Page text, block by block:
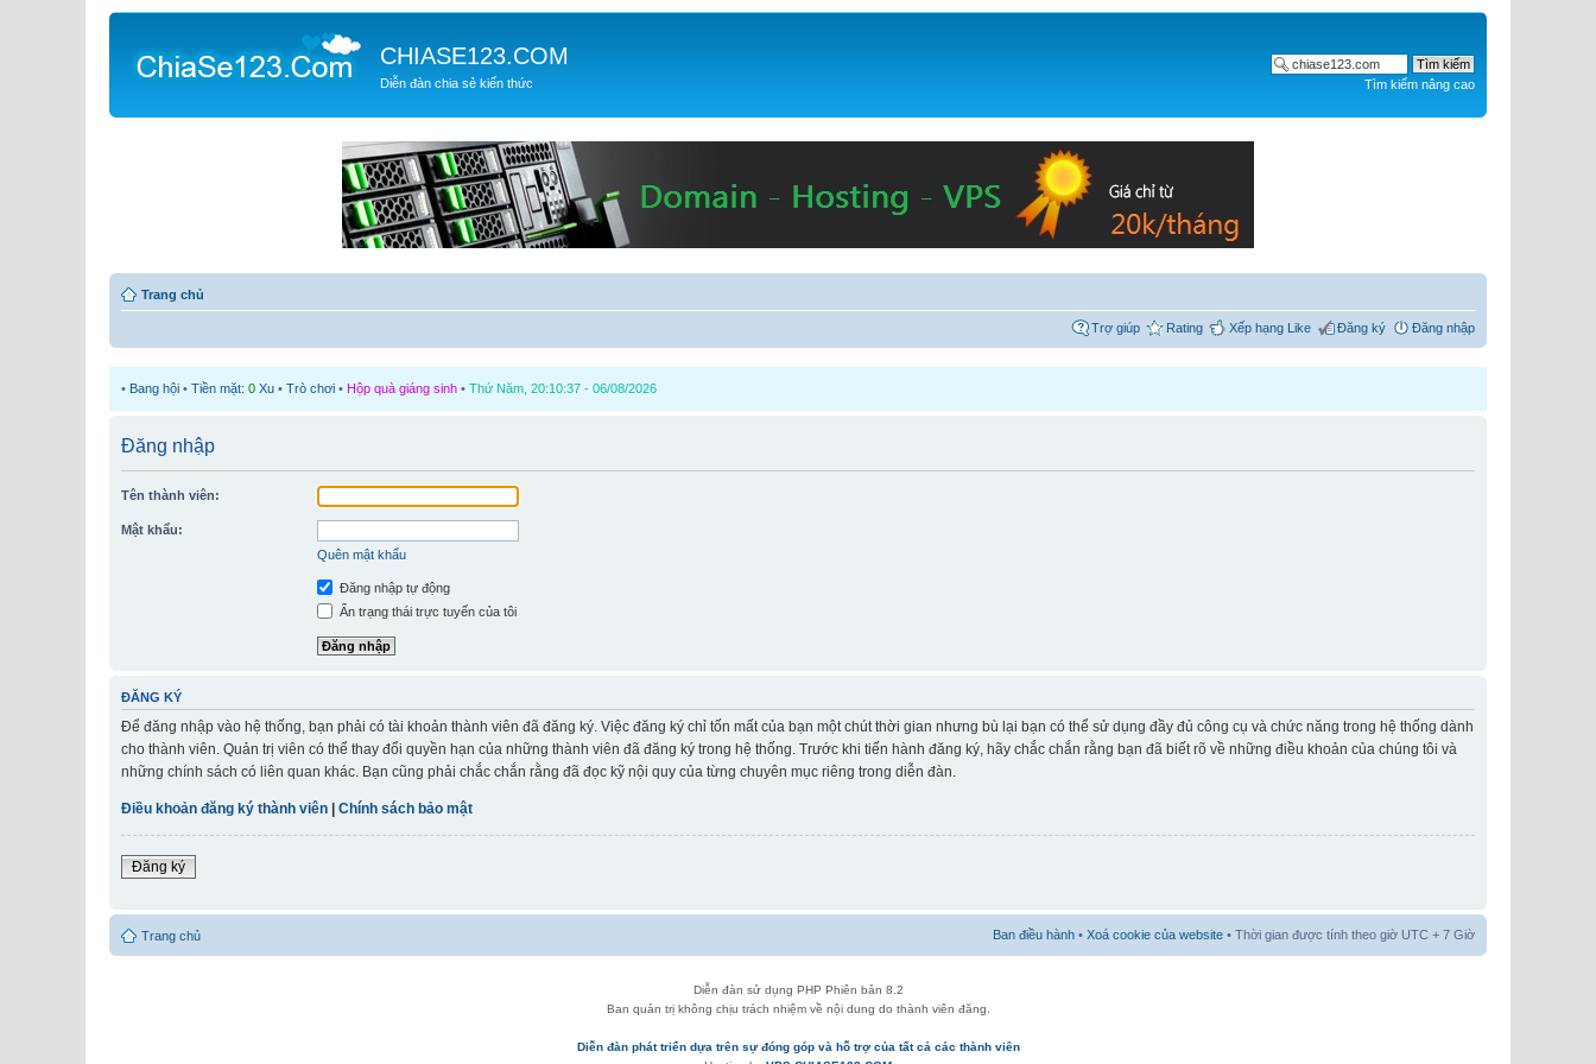
CHIASE123.COM
Diễn đàn chia sẻ kiến thức Tìm kiếm nâng cao
Trang chủ
Trợ giúp Rating Xếp hạng Like Đăng ký Đăng nhập
• Bang hội • Tiền mặt: 0 Xu • Trò chơi • Hộp quà giáng sinh • Thứ Năm, 20:10:37 - 06/08/2026
Đăng nhập
Tên thành viên:
Mật khẩu:
Quên mật khẩu
Đăng nhập tự động
Ẩn trạng thái trực tuyến của tôi
ĐĂNG KÝ
Để đăng nhập vào hệ thống, bạn phải có tài khoản thành viên đã đăng ký. Việc đăng ký chỉ tốn mất của bạn một chút thời gian nhưng bù lại bạn có thể sử dụng đầy đủ công cụ và chức năng trong hệ thống dành
cho thành viên. Quản trị viên có thể thay đổi quyền hạn của những thành viên đã đăng ký trong hệ thống. Trước khi tiến hành đăng ký, hãy chắc chắn rằng bạn đã biết rõ về những điều khoản của chúng tôi và
những chính sách có liên quan khác. Bạn cũng phải chắc chắn rằng đã đọc kỹ nội quy của từng chuyên mục riêng trong diễn đàn.
Điều khoản đăng ký thành viên Chính sách bảo mật
Đăng ký
Trang chủ Ban điều hành • Xoá cookie của website • Thời gian được tính theo giờ UTC + 7 Giờ
Diễn đàn sử dụng PHP Phiên bản 8.2
Ban quản trị không chịu trách nhiệm về nội dung do thành viên đăng.
Diễn đàn phát triển dựa trên sự đóng góp và hỗ trợ của tất cả các thành viên